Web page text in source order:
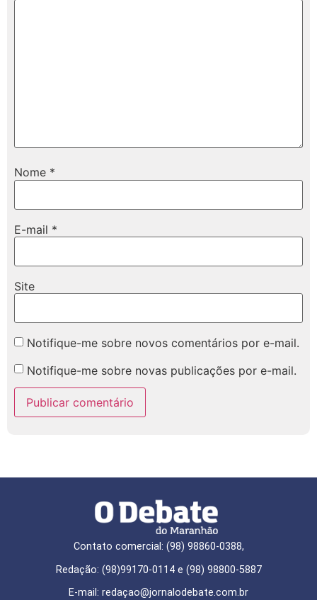
Nome *
E-mail *
Site
Notifique-me sobre novos comentários por e-mail.
Notifique-me sobre novas publicações por e-mail.
Contato comercial: (98) 98860-0388,
Redação: (98)99170-0114 e (98) 98800-5887
E-mail: redaçao@jornalodebate.com.br